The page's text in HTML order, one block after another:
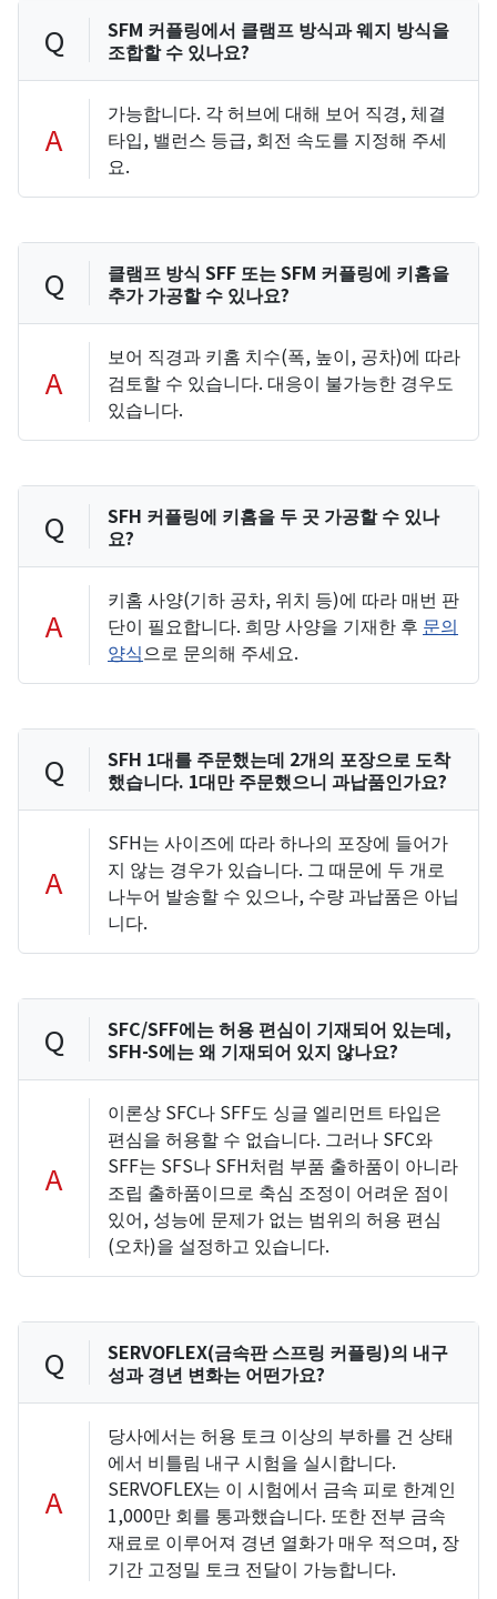
Q
SFM 커플링에서 클램프 방식과 웨지 방식을
조합할 수 있나요?
A
가능합니다. 각 허브에 대해 보어 직경, 체결
타입, 밸런스 등급, 회전 속도를 지정해 주세
요.
Q
클램프 방식 SFF 또는 SFM 커플링에 키홈을
추가 가공할 수 있나요?
A
보어 직경과 키홈 치수(폭, 높이, 공차)에 따라
검토할 수 있습니다. 대응이 불가능한 경우도
있습니다.
Q
SFH 커플링에 키홈을 두 곳 가공할 수 있나
요?
A
키홈 사양(기하 공차, 위치 등)에 따라 매번 판
단이 필요합니다. 희망 사양을 기재한 후 문의
양식으로 문의해 주세요.
Q
SFH 1대를 주문했는데 2개의 포장으로 도착
했습니다. 1대만 주문했으니 과납품인가요?
A
SFH는 사이즈에 따라 하나의 포장에 들어가
지 않는 경우가 있습니다. 그 때문에 두 개로
나누어 발송할 수 있으나, 수량 과납품은 아닙
니다.
Q
SFC/SFF에는 허용 편심이 기재되어 있는데,
SFH-S에는 왜 기재되어 있지 않나요?
A
이론상 SFC나 SFF도 싱글 엘리먼트 타입은
편심을 허용할 수 없습니다. 그러나 SFC와
SFF는 SFS나 SFH처럼 부품 출하품이 아니라
조립 출하품이므로 축심 조정이 어려운 점이
있어, 성능에 문제가 없는 범위의 허용 편심
(오차)을 설정하고 있습니다.
Q
SERVOFLEX(금속판 스프링 커플링)의 내구
성과 경년 변화는 어떤가요?
A
당사에서는 허용 토크 이상의 부하를 건 상태
에서 비틀림 내구 시험을 실시합니다.
SERVOFLEX는 이 시험에서 금속 피로 한계인
1,000만 회를 통과했습니다. 또한 전부 금속
재료로 이루어져 경년 열화가 매우 적으며, 장
기간 고정밀 토크 전달이 가능합니다.